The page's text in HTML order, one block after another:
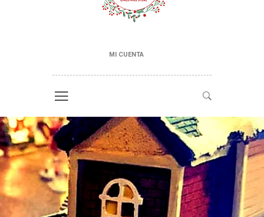
MI CUENTA